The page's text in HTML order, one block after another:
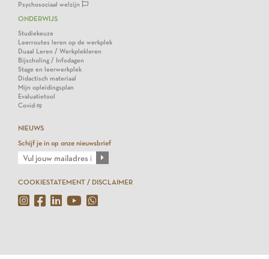
Psychosociaal welzijn
ONDERWIJS
Studiekeuze
Leerroutes leren op de werkplek
Duaal Leren / Werkplekleren
Bijscholing / Infodagen
Stage en leerwerkplek
Didactisch materiaal
Mijn opleidingsplan
Evaluatietool
Covid-19
NIEUWS
Schijf je in op onze nieuwsbrief
COOKIESTATEMENT / DISCLAIMER